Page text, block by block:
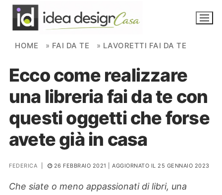
Skip to content
NOVITÀ
AMBIENTI
FAI DA TE
PIANTE
Ortaggio
HOME » FAI DA TE » LAVORETTI FAI DA TE
Ecco come realizzare
una libreria fai da te con
questi oggetti che forse
avete già in casa
FEDERICA 26 FEBBRAIO 2021 | AGGIORNATO IL 25 GENNAIO 2023
Che siate o meno appassionati di libri, una